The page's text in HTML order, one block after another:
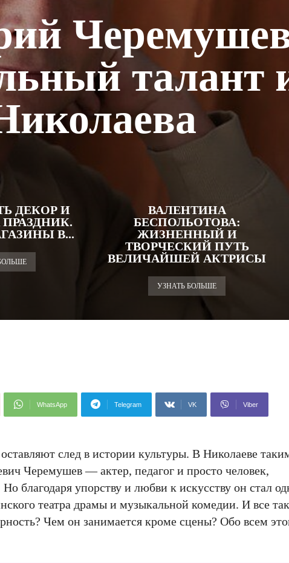
талант
ДЕКОР И
В...
ВАЛЕНТИНА
БЕСПОЛЬОТОВА:
ЖИЗНЕННЫЙ И
ТВОРЧЕСКИЙ ПУТЬ
ВЕЛИЧАЙШЕЙ АКТРИСЫ
УЗНАТЬ БОЛЬШЕ
WhatsApp Telegram VK Viber
след в истории культуры. В Николаеве
Черемушев — актер, педагог и просто человек,
благодаря упорству и любви к искусству он стал
театра драмы и музыкальной комедии. И все
Чем он занимается кроме сцены? Обо всем